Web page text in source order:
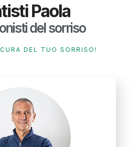
Paola
del sorriso
DEL TUO SORRISO!